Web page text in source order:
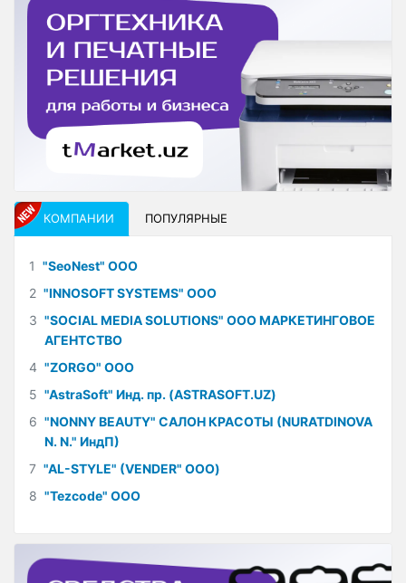
КОМПАНИИ ПОПУЛЯРНЫЕ
1 "SeoNest" ООО
2 "INNOSOFT SYSTEMS" ООО
3 "SOCIAL MEDIA SOLUTIONS" ООО МАРКЕТИНГОВОЕ
АГЕНТСТВО
4 "ZORGO" ООО
5 "AstraSoft" Инд. пр. (ASTRASOFT.UZ)
6 "NONNY BEAUTY" САЛОН КРАСОТЫ (NURATDINOVA
N. N." ИндП)
7 "AL-STYLE" (VENDER" ООО)
8 "Tezcode" ООО